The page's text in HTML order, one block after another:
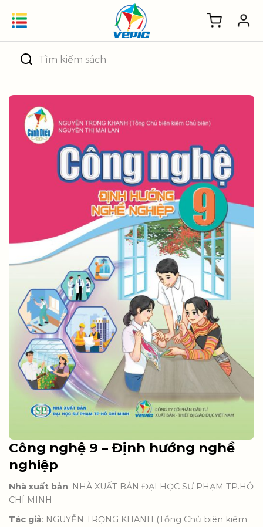
Tìm
kiếm:
Công nghệ 9 – Định hướng nghề
nghiệp
Nhà xuất bản: NHÀ XUẤT BẢN ĐẠI HỌC SƯ PHẠM TP.HỒ
CHÍ MINH
Tác giả: NGUYỄN TRỌNG KHANH (Tổng Chủ biên kiêm